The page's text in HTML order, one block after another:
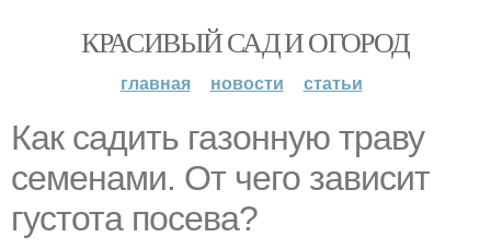
КРАСИВЫЙ САД И ОГОРОД
главная новости статьи
Как садить газонную траву
семенами. От чего зависит
густота посева?